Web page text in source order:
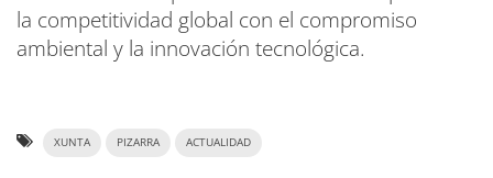
la competitividad global con el compromiso
ambiental y la innovación tecnológica.
XUNTA PIZARRA ACTUALIDAD